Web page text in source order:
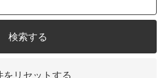
検索する
をリセットする